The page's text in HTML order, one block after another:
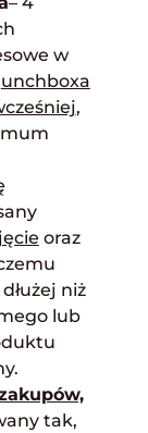
w
unchboxa
,
oraz
niż
lub
tak,